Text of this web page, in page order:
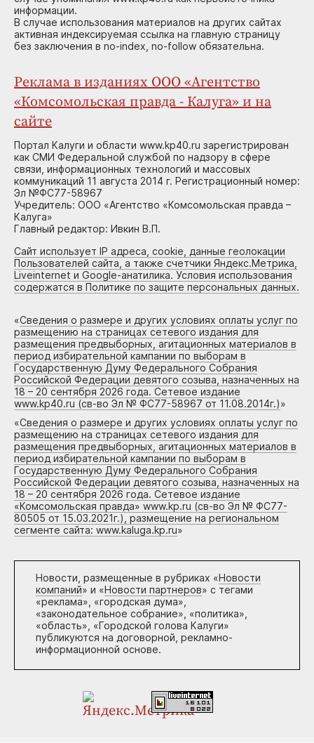
информации.
В случае использования материалов на других сайтах
активная индексируемая ссылка на главную страницу
без заключения в no-index, no-follow обязательна.
Реклама в изданиях ООО «Агентство
«Комсомольская правда - Калуга» и на
сайте
Портал Калуги и области www.kp40.ru зарегистрирован
как СМИ Федеральной службой по надзору в сфере
связи, информационных технологий и массовых
коммуникаций 11 августа 2014 г. Регистрационный номер:
Эл №ФС77-58967
Учредитель: ООО «Агентство «Комсомольская правда –
Калуга»
Главный редактор: Ивкин В.П.
Сайт использует IP адреса, cookie, данные геолокации
Пользователей сайта, а также счетчики Яндекс.Метрика,
Liveinternet и Google-анатилика. Условия использования
содержатся в Политике по защите персональных данных.
«Сведения о размере и других условиях оплаты услуг по
размещению на страницах сетевого издания для
размещения предвыборных, агитационных материалов в
период избирательной кампании по выборам в
Государственную Думу Федерального Собрания
Российской Федерации девятого созыва, назначенных на
18 – 20 сентября 2026 года. Сетевое издание
www.kp40.ru (св-во Эл № ФС77-58967 от 11.08.2014г.)»
«Сведения о размере и других условиях оплаты услуг по
размещению на страницах сетевого издания для
размещения предвыборных, агитационных материалов в
период избирательной кампании по выборам в
Государственную Думу Федерального Собрания
Российской Федерации девятого созыва, назначенных на
18 – 20 сентября 2026 года. Сетевое издание
«Комсомольская правда» www.kp.ru (св-во Эл № ФС77-
80505 от 15.03.2021г.), размещение на региональном
сегменте сайта: www.kaluga.kp.ru»
Новости, размещенные в рубриках «Новости
компаний» и «Новости партнеров» с тегами
«реклама», «городская дума»,
«законодательное собрание», «политика»,
«область», «Городской голова Калуги»
публикуются на договорной, рекламно-
информационной основе.